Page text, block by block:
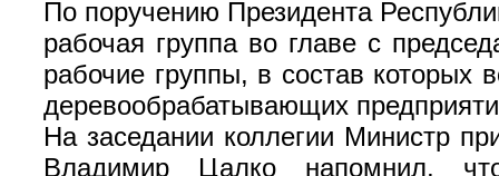
По поручению Президента
рабочая группа во главе с
рабочие группы, в состав которых
деревообрабатывающих
На заседании коллегии Министр
Владимир Цалко напомнил,